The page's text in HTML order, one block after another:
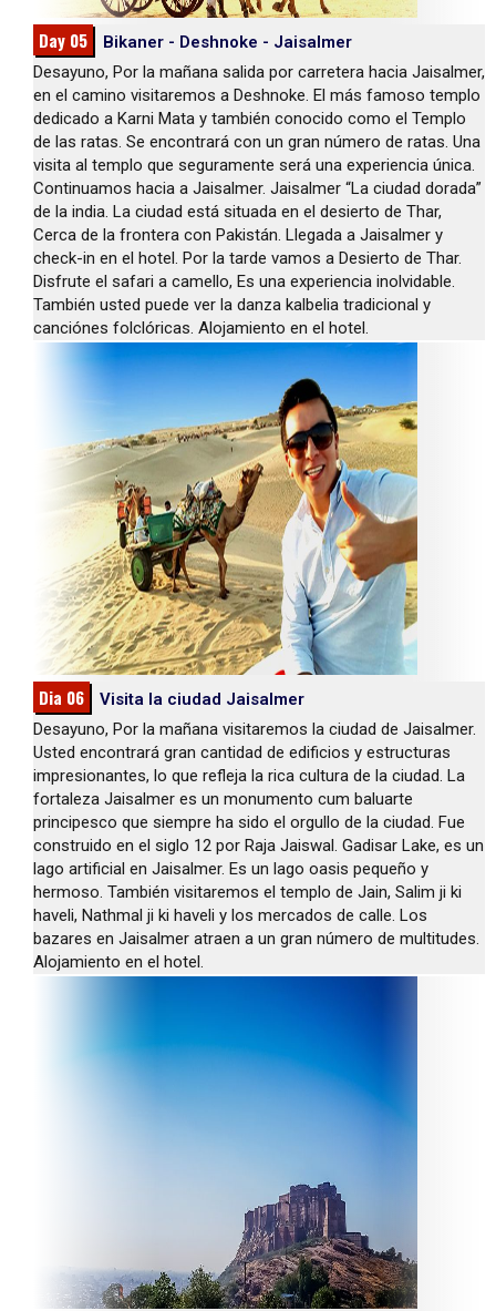
Day 05
Bikaner - Deshnoke - Jaisalmer
Desayuno, Por la mañana salida por carretera hacia Jaisalmer,
en el camino visitaremos a Deshnoke. El más famoso templo
dedicado a Karni Mata y también conocido como el Templo
de las ratas. Se encontrará con un gran número de ratas. Una
visita al templo que seguramente será una experiencia única.
Continuamos hacia a Jaisalmer. Jaisalmer “La ciudad dorada”
de la india. La ciudad está situada en el desierto de Thar,
Cerca de la frontera con Pakistán. Llegada a Jaisalmer y
check-in en el hotel. Por la tarde vamos a Desierto de Thar.
Disfrute el safari a camello, Es una experiencia inolvidable.
También usted puede ver la danza kalbelia tradicional y
canciónes folclóricas. Alojamiento en el hotel.
Dia 06
Visita la ciudad Jaisalmer
Desayuno, Por la mañana visitaremos la ciudad de Jaisalmer.
Usted encontrará gran cantidad de edificios y estructuras
impresionantes, lo que refleja la rica cultura de la ciudad. La
fortaleza Jaisalmer es un monumento cum baluarte
principesco que siempre ha sido el orgullo de la ciudad. Fue
construido en el siglo 12 por Raja Jaiswal. Gadisar Lake, es un
lago artificial en Jaisalmer. Es un lago oasis pequeño y
hermoso. También visitaremos el templo de Jain, Salim ji ki
haveli, Nathmal ji ki haveli y los mercados de calle. Los
bazares en Jaisalmer atraen a un gran número de multitudes.
Alojamiento en el hotel.